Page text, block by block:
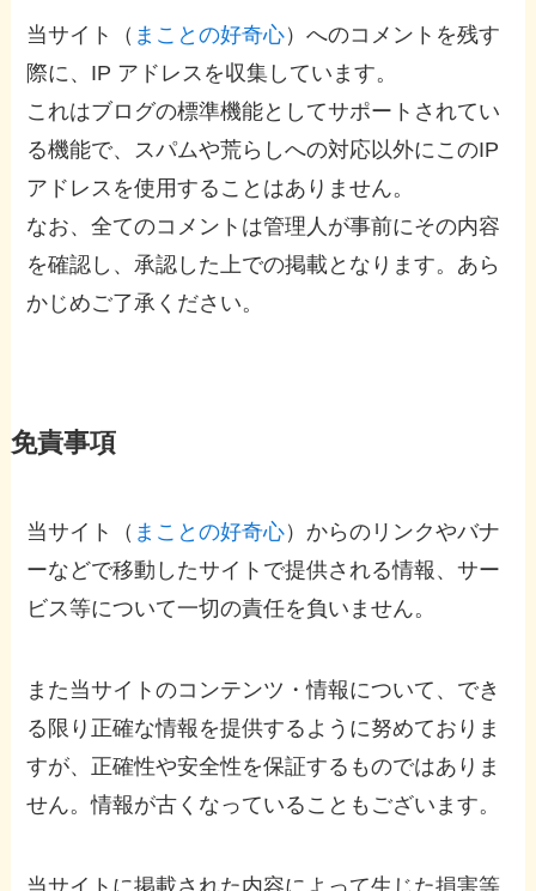
当サイト（ まことの好奇心）へのコメントを残す
際に、IP アドレスを収集しています。
これはブログの標準機能としてサポートされてい
る機能で、スパムや荒らしへの対応以外にこのIP
アドレスを使用することはありません。
なお、全てのコメントは管理人が事前にその内容
を確認し、承認した上での掲載となります。あら
かじめご了承ください。
免責事項
当サイト（ まことの好奇心）からのリンクやバナ
ーなどで移動したサイトで提供される情報、サー
ビス等について一切の責任を負いません。
また当サイトのコンテンツ・情報について、でき
る限り正確な情報を提供するように努めておりま
すが、正確性や安全性を保証するものではありま
せん。情報が古くなっていることもございます。
当サイトに掲載された内容によって生じた損害等